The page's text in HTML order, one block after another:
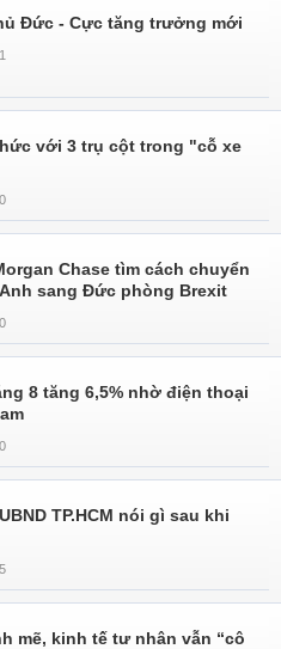
Đức - Cực tăng trưởng mới
với 3 trụ cột trong "cỗ xe
Chase tìm cách chuyển
sang Đức phòng Brexit
8 tăng 6,5% nhờ điện thoại
TP.HCM nói gì sau khi
mẽ, kinh tế tư nhân vẫn “cô